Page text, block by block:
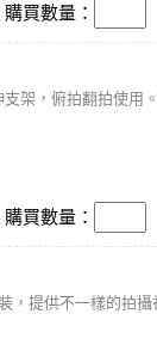
購買數量：
架，俯拍翻拍使用
購買數量：
，提供不一樣的拍